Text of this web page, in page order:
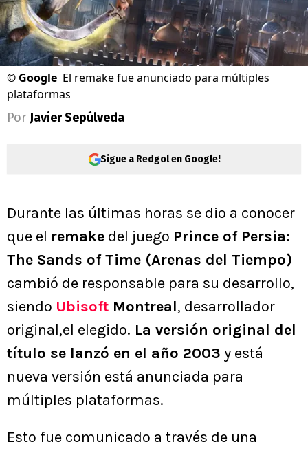
© Google El remake fue anunciado para múltiples
plataformas
Por Javier Sepúlveda
Sigue a Redgol en Google!
Durante las últimas horas se dio a conocer
que el remake del juego Prince of Persia:
The Sands of Time (Arenas del Tiempo)
cambió de responsable para su desarrollo,
siendo Ubisoft Montreal, desarrollador
original,el elegido. La versión original del
título se lanzó en el año 2003 y está
nueva versión está anunciada para
múltiples plataformas.
Esto fue comunicado a través de una